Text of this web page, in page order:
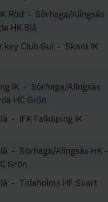
Röd - Sörhaga/Alingsås
HK Blå
Club Gul - Skara IK
IK - Sörhaga/Alingsås
HC Grön
- IFK Falköping IK
- Sörhaga/Alingsås HK -
Grön
- Tidaholms HF Svart